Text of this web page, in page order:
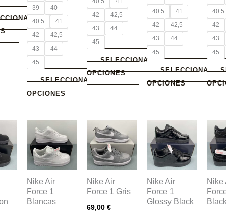
39
40
40.5
41
42
42,5
43
44
45
SELECCIONAR
OPCIONES
página
de
producto
42
42,5
43
44
45
SELECCIONAR
OPCIONES
página
de
producto
40.5
41
42
42,5
43
44
45
SELECCIONAR
OPCIONES
página
de
producto
40.5
42
43
45
de
Nike Air
Force 1
Blancas
Este
producto
tiene
múltiples
variantes.
Las
opciones
Nike Air
Force 1 Gris
69,00 €
Este
producto
tiene
múltiples
variantes.
Las
opciones
Nike Air
Force 1
Glossy Black
Este
producto
tiene
múltiples
variantes.
Las
opciones
Nike
Este
tiene
Las